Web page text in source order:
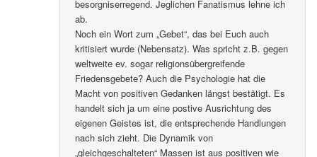
besorgniserregend. Jeglichen Fanatismus lehne ich
ab.
Noch ein Wort zum „Gebet“, das bei Euch auch
kritisiert wurde (Nebensatz). Was spricht z.B. gegen
weltweite ev. sogar religionsübergreifende
Friedensgebete? Auch die Psychologie hat die
Macht von positiven Gedanken längst bestätigt. Es
handelt sich ja um eine postive Ausrichtung des
eigenen Geistes ist, die entsprechende Handlungen
nach sich zieht. Die Dynamik von
„gleichgeschalteten“ Massen ist aus positiven wie